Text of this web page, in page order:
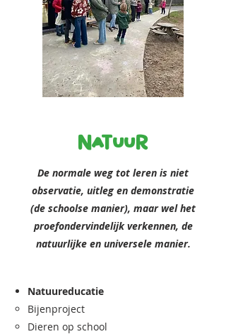
natuur
De normale weg tot leren is niet
observatie, uitleg en demonstratie
(de schoolse manier), maar wel het
proefondervindelijk verkennen, de
natuurlijke en universele manier.
Natuureducatie
Bijenproject
Dieren op school